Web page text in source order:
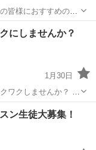
皆様におすすめの講
募集も行っておりま
細情報を見ることが
にしませんか？
1月30日
クしませんか？ 携
でちょっと特別にな
SNS
ン生徒大募集！